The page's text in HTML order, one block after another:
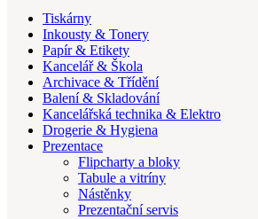
Tiskárny
Inkousty & Tonery
Papír & Etikety
Kancelář & Škola
Archivace & Třídění
Balení & Skladování
Kancelářská technika & Elektro
Drogerie & Hygiena
Prezentace
Flipcharty a bloky
Tabule a vitríny
Nástěnky
Prezentační servis